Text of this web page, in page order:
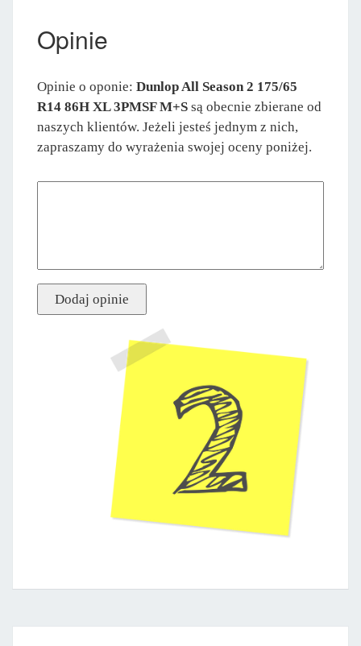
Opinie
Opinie o oponie: Dunlop All Season 2 175/65
R14 86H XL 3PMSF M+S są obecnie zbierane od
naszych klientów. Jeżeli jesteś jednym z nich,
zapraszamy do wyrażenia swojej oceny poniżej.